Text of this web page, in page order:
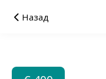
Назад